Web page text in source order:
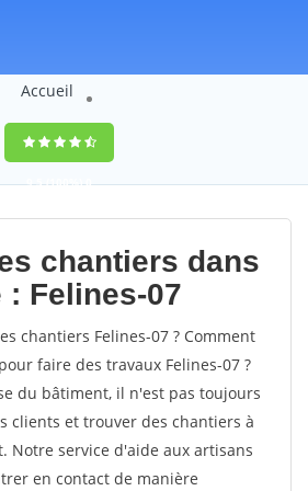
Accueil
9,5(100%)0
votes
chantiers dans
Felines-07
chantiers Felines-07 ? Comment
faire des travaux Felines-07 ?
du bâtiment, il n'est pas toujours
clients et trouver des chantiers à
Notre service d'aide aux artisans
en contact de manière